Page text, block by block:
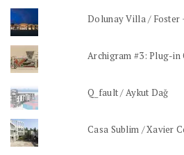
Dolunay Villa / Foster
Archigram #3: Plug-in
Q_fault / Aykut Dağ
Casa Sublim / Xavier